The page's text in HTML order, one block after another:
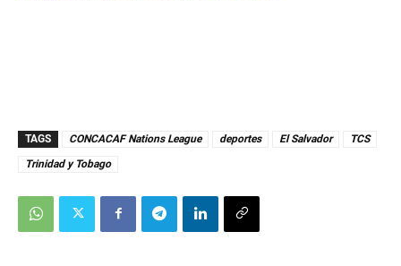
TAGS CONCACAF Nations League deportes El Salvador
TCS
Trinidad y Tobago